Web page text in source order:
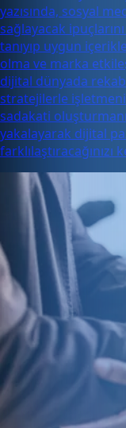
yazısında, sosyal
sağlayacak
tanıyıp uygun
olma ve marka
dijital dünyada
stratejilerle
sadakati
yakalayarak dijital
farklılaştıracağınızı